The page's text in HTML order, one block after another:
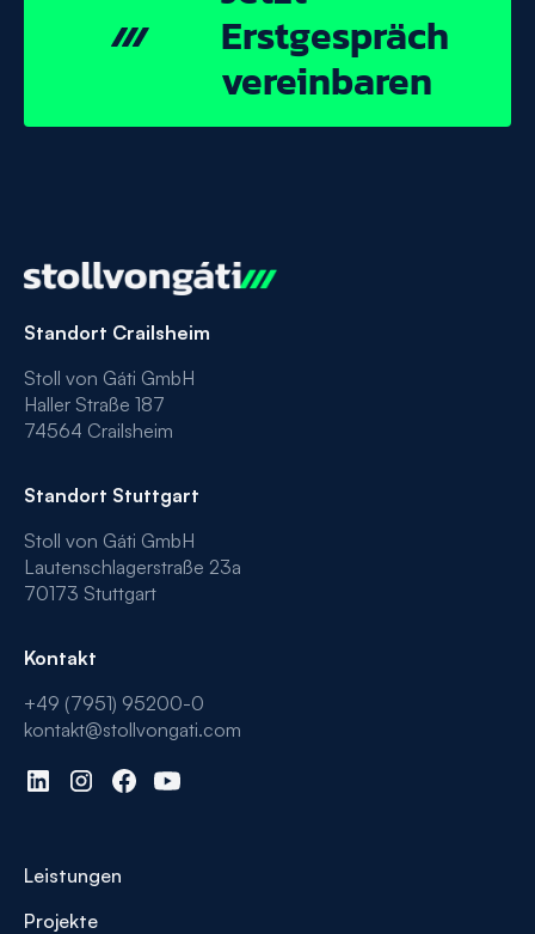
Erstgespräch
vereinbaren
Standort Crailsheim
Stoll von Gáti GmbH
Haller Straße 187
74564 Crailsheim
Standort Stuttgart
Stoll von Gáti GmbH
Lautenschlagerstraße 23a
70173 Stuttgart
Kontakt
+49 (7951) 95200-0
kontakt@stollvongati.com
Leistungen
Projekte